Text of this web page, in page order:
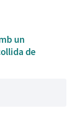
un
de